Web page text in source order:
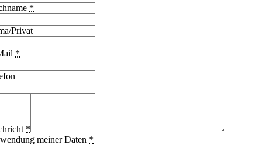
*
Privat
*
*
meiner Daten *